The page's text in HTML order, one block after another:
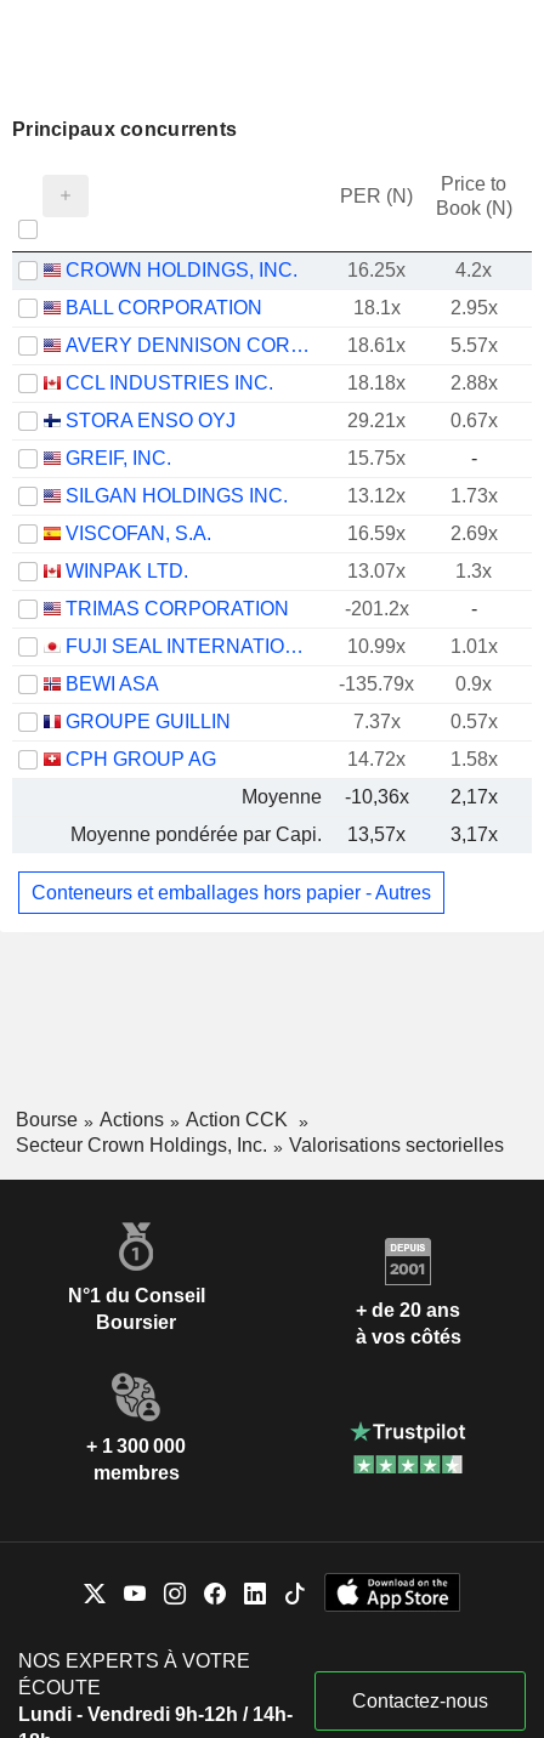
Principaux concurrents
PER (N)
Price to
Book (N)
CROWN HOLDINGS, INC. 16.25x
4.2x
BALL CORPORATION
18.1x
2.95x
AVERY DENNISON CORPORATION
18.61x
5.57x
CCL INDUSTRIES INC.
18.18x
2.88x
STORA ENSO OYJ
29.21x
0.67x
GREIF, INC.
15.75x
-
SILGAN HOLDINGS INC.
13.12x
1.73x
VISCOFAN, S.A.
16.59x
2.69x
WINPAK LTD.
13.07x
1.3x
TRIMAS CORPORATION
-201.2x
-
FUJI SEAL INTERNATIONAL, INC.
10.99x
1.01x
BEWI ASA
-135.79x
0.9x
GROUPE GUILLIN
7.37x
0.57x
CPH GROUP AG
14.72x
1.58x
Moyenne
-10,36x
2,17x
Moyenne pondérée par Capi.
13,57x 3,17x
Conteneurs et emballages hors papier - Autres
Bourse Actions
Action CCK
Secteur Crown Holdings, Inc.
Valorisations sectorielles
N°1 du Conseil
Boursier
+ de 20 ans
à vos côtés
+ 1 300 000
membres
NOS EXPERTS À VOTRE
ÉCOUTE
Lundi - Vendredi 9h-12h / 14h-
Contactez-nous